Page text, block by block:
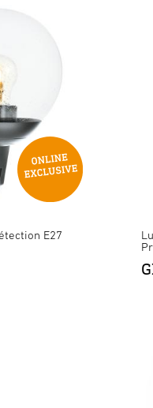
détecteur
E27
240 S bl.